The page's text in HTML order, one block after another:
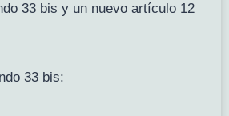
33 bis y un nuevo artículo 12
33 bis: